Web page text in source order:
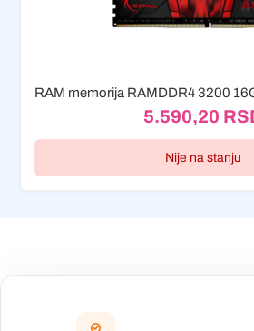
5.590,20
Nije na stanju